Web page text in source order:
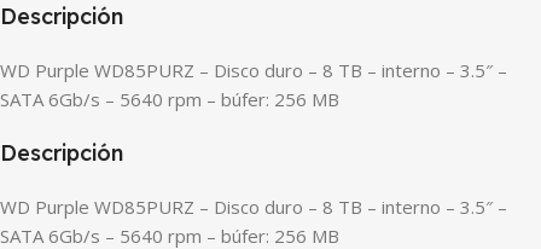
Descripción
WD Purple WD85PURZ – Disco duro – 8 TB – interno – 3.5″ –
SATA 6Gb/s – 5640 rpm – búfer: 256 MB
Descripción
WD Purple WD85PURZ – Disco duro – 8 TB – interno – 3.5″ –
SATA 6Gb/s – 5640 rpm – búfer: 256 MB